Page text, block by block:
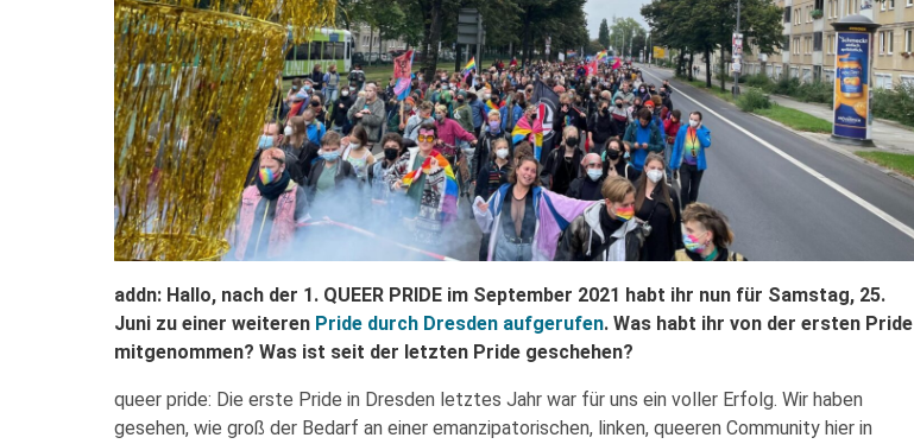
addn: Hallo, nach der 1. QUEER PRIDE im September 2021 habt ihr nun für Samstag, 25.
Juni zu einer weiteren Pride durch Dresden aufgerufen. Was habt ihr von der ersten Pride
mitgenommen? Was ist seit der letzten Pride geschehen?
queer pride: Die erste Pride in Dresden letztes Jahr war für uns ein voller Erfolg. Wir haben
gesehen, wie groß der Bedarf an einer emanzipatorischen, linken, queeren Community hier in